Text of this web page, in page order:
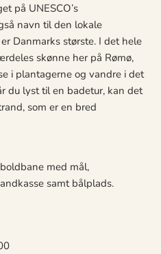
på UNESCO’s
navn til den lokale
Danmarks største. I det hele
skønne her på Rømø,
i plantagerne og vandre i det
du lyst til en badetur, kan det
som er en bred
med mål,
samt bålplads.